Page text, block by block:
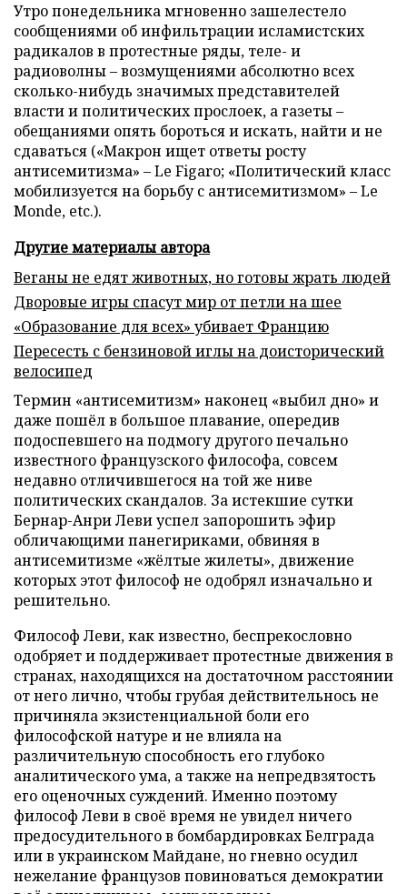
Утро понедельника мгновенно зашелестело
сообщениями об инфильтрации исламистских
радикалов в протестные ряды, теле- и
радиоволны – возмущениями абсолютно всех
сколько-нибудь значимых представителей
власти и политических прослоек, а газеты –
обещаниями опять бороться и искать, найти и не
сдаваться («Макрон ищет ответы росту
антисемитизма» – Le Figaro; «Политический класс
мобилизуется на борьбу с антисемитизмом» – Le
Monde, etc.).
Другие материалы автора
Веганы не едят животных, но готовы жрать людей
Дворовые игры спасут мир от петли на шее
«Образование для всех» убивает Францию
Пересесть с бензиновой иглы на доисторический
велосипед
Термин «антисемитизм» наконец «выбил дно» и
даже пошёл в большое плавание, опередив
подоспевшего на подмогу другого печально
известного французского философа, совсем
недавно отличившегося на той же ниве
политических скандалов. За истекшие сутки
Бернар-Анри Леви успел запорошить эфир
обличающими панегириками, обвиняя в
антисемитизме «жёлтые жилеты», движение
которых этот философ не одобрял изначально и
решительно.
Философ Леви, как известно, беспрекословно
одобряет и поддерживает протестные движения в
странах, находящихся на достаточном расстоянии
от него лично, чтобы грубая действительнось не
причиняла экзистенциальной боли его
философской натуре и не влияла на
различительную способность его глубоко
аналитического ума, а также на непредвзятость
его оценочных суждений. Именно поэтому
философ Леви в своё время не увидел ничего
предосудительного в бомбардировках Белграда
или в украинском Майдане, но гневно осудил
нежелание французов повиноваться демократии